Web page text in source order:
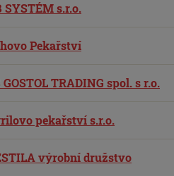
SYSTÉM s.r.o.
Pekařství
GOSTOL TRADING spol. s r.o.
pekařství s.r.o.
výrobní družstvo